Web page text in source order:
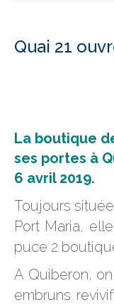
Quai 21
La boutique
ses portes à
6 avril 2019.
Toujours
Port Maria,
puce 2
A Quiberon,
embruns